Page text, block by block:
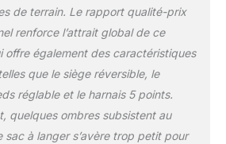
sur des surfaces inégales
de terrain. Le rapport qualité-prix
renforce l’attrait global de ce
offre également des caractéristiques
que le siège réversible, le
réglable et le harnais 5 points.
quelques ombres subsistent au
sac à langer s’avère trop petit pour